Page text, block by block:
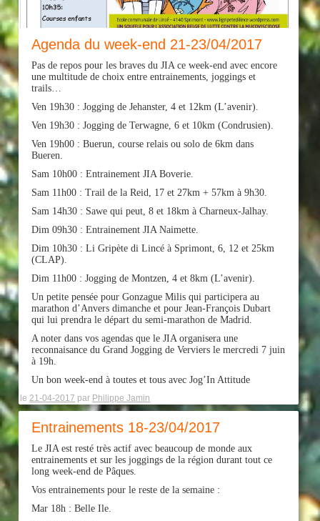
Agenda du week-end 21-23/04/2017
Pas de repos pour les braves du JIA ce week-end avec encore
une multitude de choix entre entrainements, joggings et
trails…
Ven 19h30 : Jogging de Jehanster, 4 et 12km (L’avenir).
Ven 19h30 : Jogging de Terwagne, 6 et 10km (Condrusien).
Ven 19h00 : Buerun, course relais ou solo de 6km dans
Bueren.
Sam 10h00 : Entrainement JIA Boverie.
Sam 11h00 : Trail de la Reid, 17 et 27km + 57km à 9h30.
Sam 14h30 : Sawe qui peut, 8 et 18km à Charneux-Jalhay.
Dim 09h30 : Entrainement JIA Naimette.
Dim 10h30 : Li Gripète di Lincé à Sprimont, 6, 12 et 25km
(CLAP).
Dim 11h00 : Jogging de Montzen, 4 et 8km (L’avenir).
Un petite pensée pour Gonzague Milis qui participera au
marathon d’Anvers dimanche et pour Jean-François Dubart
qui lui prendra le départ du semi-marathon de Madrid.
A noter dans vos agendas que le JIA organisera une
reconnaisance du Grand Jogging de Verviers le mercredi 7 juin
à 19h.
Un bon week-end à toutes et tous avec Jog’In Attitude
le21-04-2017 par Philippe Jamin
Entrainements 18-23/04/2017
Le JIA est resté très actif avec beaucoup de monde aux
entrainements et sur les joggings de la région durant tout ce
long week-end de Pâques.
Vos entrainements pour le reste de la semaine :
Mar 18h : Belle Ile.